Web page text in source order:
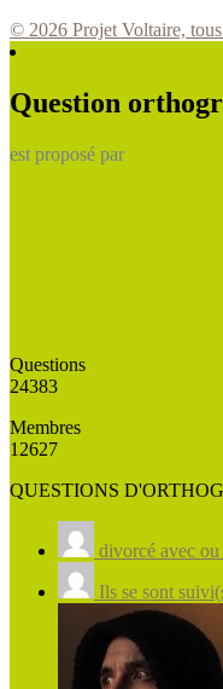
© 2026 Projet Voltaire,
Question
est proposé par
Questions
24383
Membres
12627
QUESTIONS
divorcé avec
Ils se sont